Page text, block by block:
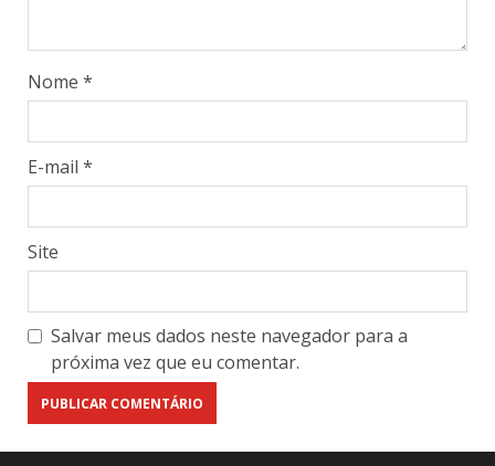
Nome *
E-mail *
Site
Salvar meus dados neste navegador para a
próxima vez que eu comentar.